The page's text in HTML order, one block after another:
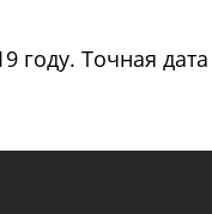
году. Точная